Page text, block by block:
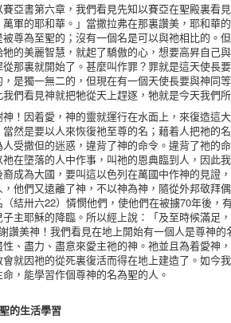
書第六章，我們看見先知以賽亞在聖殿裏看
軍的耶和華。」當撒拉弗在那裏讚美，耶和華
尊為至聖的；沒有一個名是可以與祂相比的。
的美麗智慧，就起了驕傲的心，想要高昇自己
那裏就開始了。甚麼叫作罪？罪就是這天使長
是獨一無二的，但現在有一個天使長要與神同
們看見神就把牠從天上趕逐，牠就是今天我們
因着愛，神的靈就運行在水面上，來復造這
然是要以人來恢復祂至尊的名；藉着人把祂的
受撒但的迷惑，違背了神的命令。違背了祂的
在墮落的人中作事，叫祂的恩典臨到人，因此
成為大國，要叫這以色列在萬國中作神的見證
，他們又遠離了神，不以神為神，隨從外邦敬拜
結卅六22）憐憫他們，使他們在被擄70年後
主耶穌的降臨。所以經上說：「及至時候滿足
謝讚美神！我們看見在地上開始有一個人是尊神
性、盡力、盡意來愛主祂的神。祂並且為着愛神
會就因祂的從死裏復活而得在地上建造了。如今
，能學習作個尊神的名為聖的人。
的生活學習